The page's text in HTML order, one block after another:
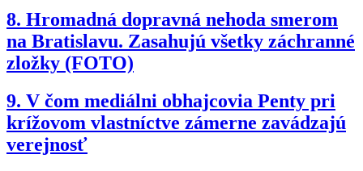
8. Hromadná dopravná nehoda smerom
na Bratislavu. Zasahujú všetky záchranné
zložky (FOTO)
9. V čom mediálni obhajcovia Penty pri
krížovom vlastníctve zámerne zavádzajú
verejnosť